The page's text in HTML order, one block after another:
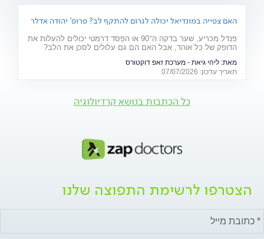
האם צפייה במונדיאל יכולה לגרום להתקף לב? פרופ' יהודה אדלר
פנדל מכריע, שער בדקה ה־90 או הפסד דרמטי יכולים להעלות את
הדופק של כל אוהד, אבל האם הם גם עלולים לסכן את הלב?
מה באמת קורה בגוף בזמן התרגשות קיצונית, מי נמצא בקבוצת
הסיכון ואיך אפשר ליהנות מהמשחקים בלי לסכן את הבריאות.
מאת: ליהי גיאת - מערכת זאפ דוקטורס
תאריך עדכון: 07/07/2026
כל הכתבות בנושא קרדיולוגיה
הצטרפו לרשימת התפוצה שלנו